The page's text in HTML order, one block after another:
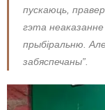
пускаюць,
гэта неаказанне
прыбіральню.
забяспечаны”.